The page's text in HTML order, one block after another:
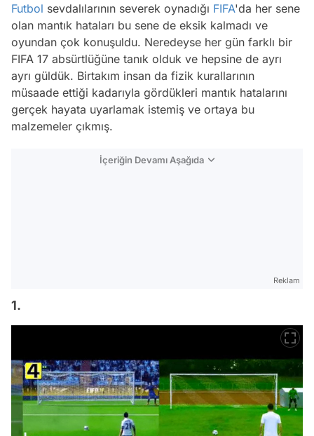
Futbol sevdalılarının severek oynadığı FIFA'da her sene
olan mantık hataları bu sene de eksik kalmadı ve
oyundan çok konuşuldu. Neredeyse her gün farklı bir
FIFA 17 absürtlüğüne tanık olduk ve hepsine de ayrı
ayrı güldük. Birtakım insan da fizik kurallarının
müsaade ettiği kadarıyla gördükleri mantık hatalarını
gerçek hayata uyarlamak istemiş ve ortaya bu
malzemeler çıkmış.
İçeriğin Devamı Aşağıda
Reklam
1.